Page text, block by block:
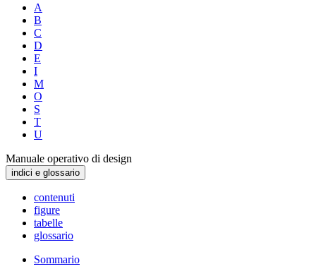
A
B
C
D
E
I
M
O
S
T
U
Manuale operativo di design
indici e glossario
contenuti
figure
tabelle
glossario
Sommario